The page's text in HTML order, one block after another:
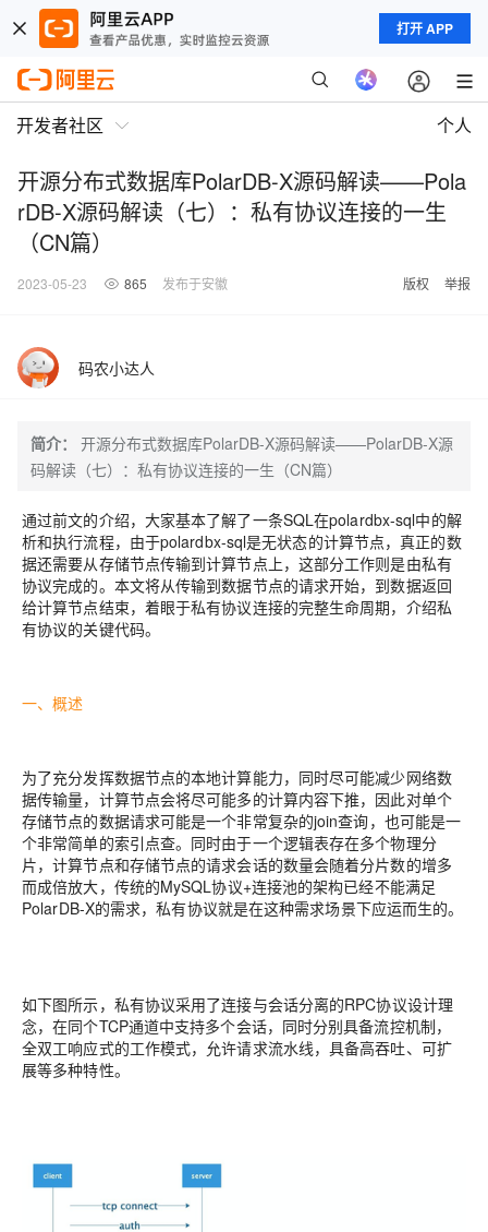
打开 APP
开发者社区 个人
开源分布式数据库PolarDB-X源码解读——Pola
rDB-X源码解读（七）：私有协议连接的一生
（CN篇）
2023-05-23 865 发布于安徽 版权 举报
码农小达人
简介：
开源分布式数据库PolarDB-X源码解读——PolarDB-X源
码解读（七）：私有协议连接的一生（CN篇）
通过前文的介绍，大家基本了解了一条SQL在polardbx-sql中的解
析和执行流程，由于polardbx-sql是无状态的计算节点，真正的数
据还需要从存储节点传输到计算节点上，这部分工作则是由私有
协议完成的。本文将从传输到数据节点的请求开始，到数据返回
给计算节点结束，着眼于私有协议连接的完整生命周期，介绍私
有协议的关键代码。
一、概述
为了充分发挥数据节点的本地计算能力，同时尽可能减少网络数
据传输量，计算节点会将尽可能多的计算内容下推，因此对单个
存储节点的数据请求可能是一个非常复杂的join查询，也可能是一
个非常简单的索引点查。同时由于一个逻辑表存在多个物理分
片，计算节点和存储节点的请求会话的数量会随着分片数的增多
而成倍放大，传统的MySQL协议+连接池的架构已经不能满足
PolarDB-X的需求，私有协议就是在这种需求场景下应运而生的。
如下图所示，私有协议采用了连接与会话分离的RPC协议设计理
念，在同个TCP通道中支持多个会话，同时分别具备流控机制，
全双工响应式的工作模式，允许请求流水线，具备高吞吐、可扩
展等多种特性。